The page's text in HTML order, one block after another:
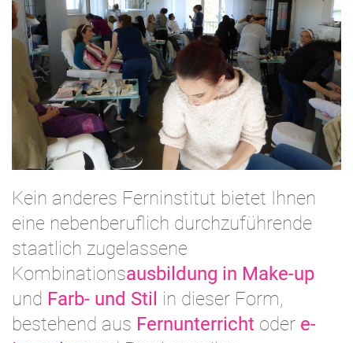
Kein anderes Ferninstitut bietet Ihnen
eine nebenberuflich durchzuführende
staatlich zugelassene
Kombinationsausbildung in Make-up
und Farb- und Stil in dieser Form,
bestehend aus Fernunterricht oder e-